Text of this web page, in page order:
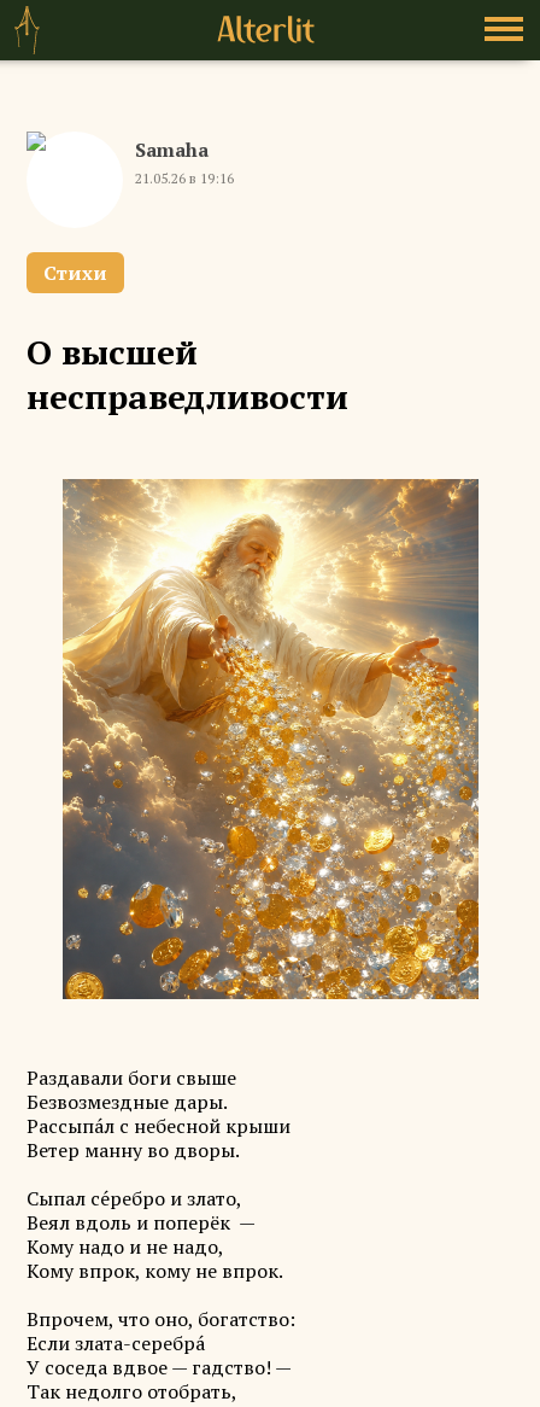
Samaha
21.05.26 в 19:16
Стихи
О высшей
несправедливости
Раздавали боги свыше
Безвозмездные дары.
Рассыпа́л с небесной крыши
Ветер манну во дворы.
Сыпал се́ребро и злато,
Веял вдоль и поперёк —
Кому надо и не надо,
Кому впрок, кому не впрок.
Впрочем, что оно, богатство:
Если злата-серебра́
У соседа вдвое — гадство! —
Так недолго отобрать,